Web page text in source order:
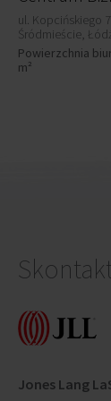
ul. Kopcińskiego
Śródmieście,
Powierzchnia
m²
Jones Lang